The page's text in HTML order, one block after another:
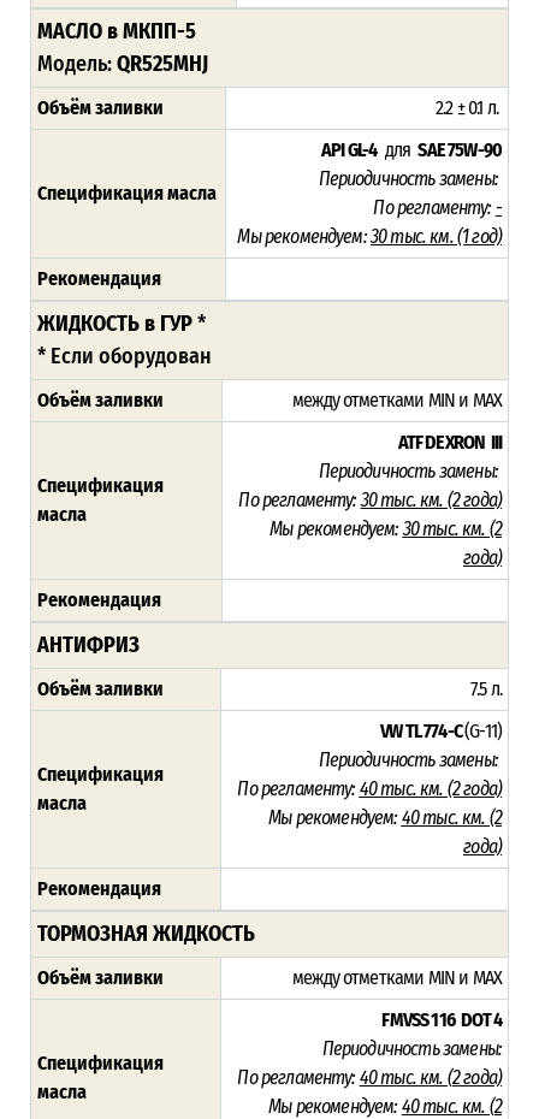
МАСЛО в МКПП-5
Модель:QR525MHJ
Объём заливки 2.2 ± 0.1 л.
Спецификация масла
API GL-4дляSAE 75W-90
Периодичность замены:
По регламенту: -
Мы рекомендуем:30 тыс. км.(1 год)
Рекомендация
ЖИДКОСТЬ в ГУР*
* Если оборудован
Объём заливки между отметками MIN и MAX
Спецификация
масла
ATF DEXRON III
Периодичность замены:
По регламенту: 30 тыс. км. (2 года)
Мы рекомендуем:30 тыс. км. (2
года)
Рекомендация
АНТИФРИЗ
Объём заливки 7.5 л.
Спецификация
масла
VW TL 774-C(G-11)
Периодичность замены:
По регламенту: 40 тыс. км. (2 года)
Мы рекомендуем: 40 тыс. км. (2
года)
Рекомендация
ТОРМОЗНАЯ ЖИДКОСТЬ
Объём заливки между отметками MIN и MAX
Спецификация
масла
FMVSS 116 DOT 4
Периодичность замены:
По регламенту: 40 тыс. км. (2 года)
Мы рекомендуем: 40 тыс. км. (2